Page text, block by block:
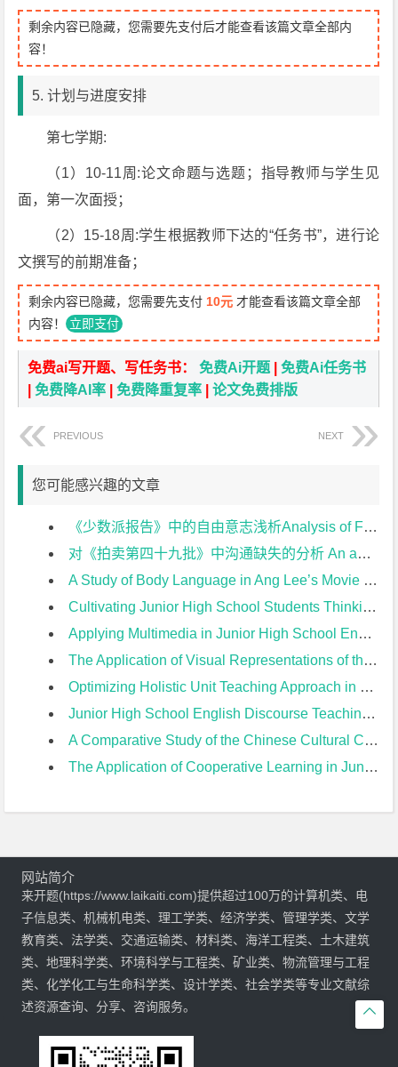
剩余内容已隐藏，您需要先支付后才能查看该篇文章全部内
容！
5. 计划与进度安排
第七学期:
（1）10-11周:论文命题与选题；指导教师与学生见
面，第一次面授；
（2）15-18周:学生根据教师下达的“任务书”，进行论
文撰写的前期准备；
剩余内容已隐藏，您需要先支付 10元 才能查看该篇文章全部
内容！ 立即支付
免费ai写开题、写任务书：免费Ai开题 |免费Ai任务书
|免费降AI率 |免费降重复率 |论文免费排版
PREVIOUS NEXT
您可能感兴趣的文章
《少数派报告》中的自由意志浅析Analysis of Free Will in Minority Report开题报告
对《拍卖第四十九批》中沟通缺失的分析 An analysis of the communication missing in The Crying of Lot 49开题报告
A Study of Body Language in Ang Lee’s Movie from the Perspective of Cross-cultural Communication开题报告
Cultivating Junior High School Students Thinking Quality in English Reading Teaching开题报告
Applying Multimedia in Junior High School English Teaching开题报告
The Application of Visual Representations of the Text in Junior High School English Reading Teaching开题报告
Optimizing Holistic Unit Teaching Approach in Junior High School from the Perspective of 2022 New Curriculum开题报告
Junior High School English Discourse Teaching Based on Unit Theme开题报告
A Comparative Study of the Chinese Cultural Contents Between PEP Version and Yi’lin Version of Junior High English Textbooks开题报告
The Application of Cooperative Learning in Junior High EFL Teaching of Reading开题报告

网站简介
来开题(https://www.laikaiti.com)提供超过100万的计算机类、电
子信息类、机械机电类、理工学类、经济学类、管理学类、文学
教育类、法学类、交通运输类、材料类、海洋工程类、土木建筑
类、地理科学类、环境科学与工程类、矿业类、物流管理与工程
类、化学化工与生命科学类、设计学类、社会学类等专业文献综
述资源查询、分享、咨询服务。